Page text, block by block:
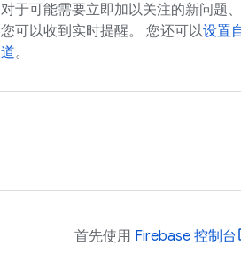
对于可能需要立即加以关注的新问题
您可以收到实时提醒。 您还可以设置
道。
首先使用 Firebase 控制台